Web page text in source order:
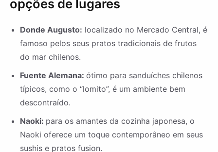
opções de lugares
Donde Augusto: localizado no Mercado Central, é
famoso pelos seus pratos tradicionais de frutos
do mar chilenos.
Fuente Alemana: ótimo para sanduíches chilenos
típicos, como o “lomito”, é um ambiente bem
descontraído.
Naoki: para os amantes da cozinha japonesa, o
Naoki oferece um toque contemporâneo em seus
sushis e pratos fusion.